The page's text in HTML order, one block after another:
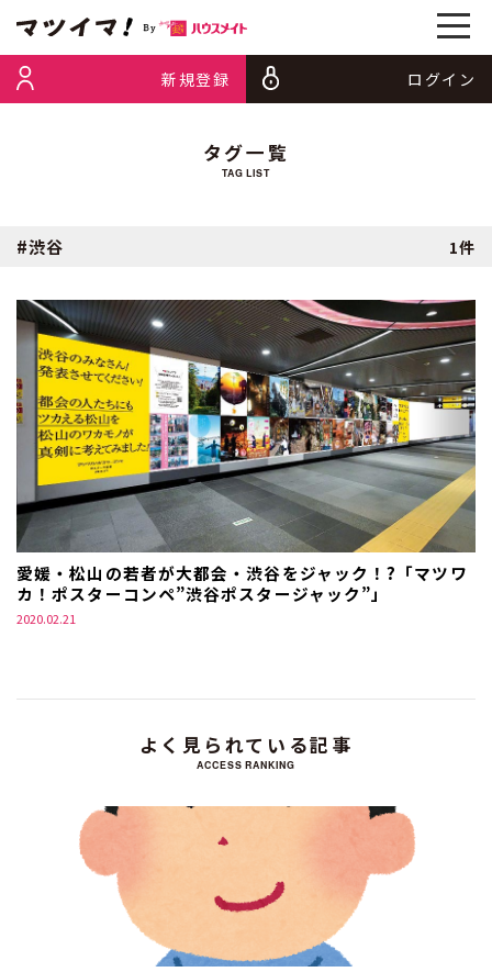
新規登録 ログイン
タグ一覧
TAG LIST
#渋谷 1件
愛媛・松山の若者が大都会・渋谷をジャック！?「マツワ
カ！ポスターコンペ”渋谷ポスタージャック”」
2020.02.21
よく見られている記事
ACCESS RANKING